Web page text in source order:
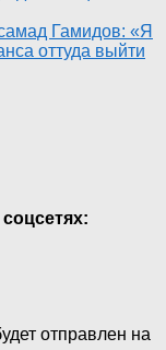
Гамидов: «Я
оттуда выйти
отправлен на